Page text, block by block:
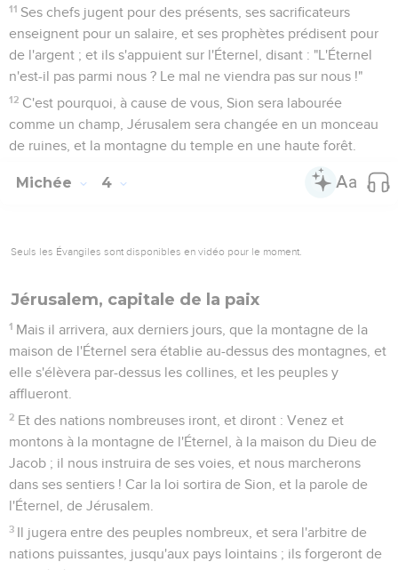
11 Ses chefs jugent pour des présents, ses sacrificateurs
enseignent pour un salaire, et ses prophètes prédisent pour
de l'argent ; et ils s'appuient sur l'Éternel, disant : "L'Éternel
n'est-il pas parmi nous ? Le mal ne viendra pas sur nous !"
12 C'est pourquoi, à cause de vous, Sion sera labourée
comme un champ, Jérusalem sera changée en un monceau
de ruines, et la montagne du temple en une haute forêt.
Michée 4
Seuls les Évangiles sont disponibles en vidéo pour le moment.
Jérusalem, capitale de la paix
1 Mais il arrivera, aux derniers jours, que la montagne de la
maison de l'Éternel sera établie au-dessus des montagnes, et
elle s'élèvera par-dessus les collines, et les peuples y
afflueront.
2 Et des nations nombreuses iront, et diront : Venez et
montons à la montagne de l'Éternel, à la maison du Dieu de
Jacob ; il nous instruira de ses voies, et nous marcherons
dans ses sentiers ! Car la loi sortira de Sion, et la parole de
l'Éternel, de Jérusalem.
3 Il jugera entre des peuples nombreux, et sera l'arbitre de
nations puissantes, jusqu'aux pays lointains ; ils forgeront de